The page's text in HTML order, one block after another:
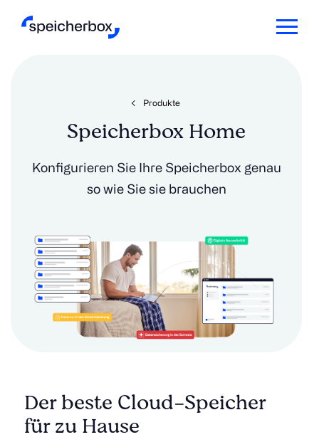
Produkte
Speicherbox Home
Konfigurieren Sie Ihre Speicherbox genau
so wie Sie sie brauchen
Der beste Cloud-Speicher
für zu Hause